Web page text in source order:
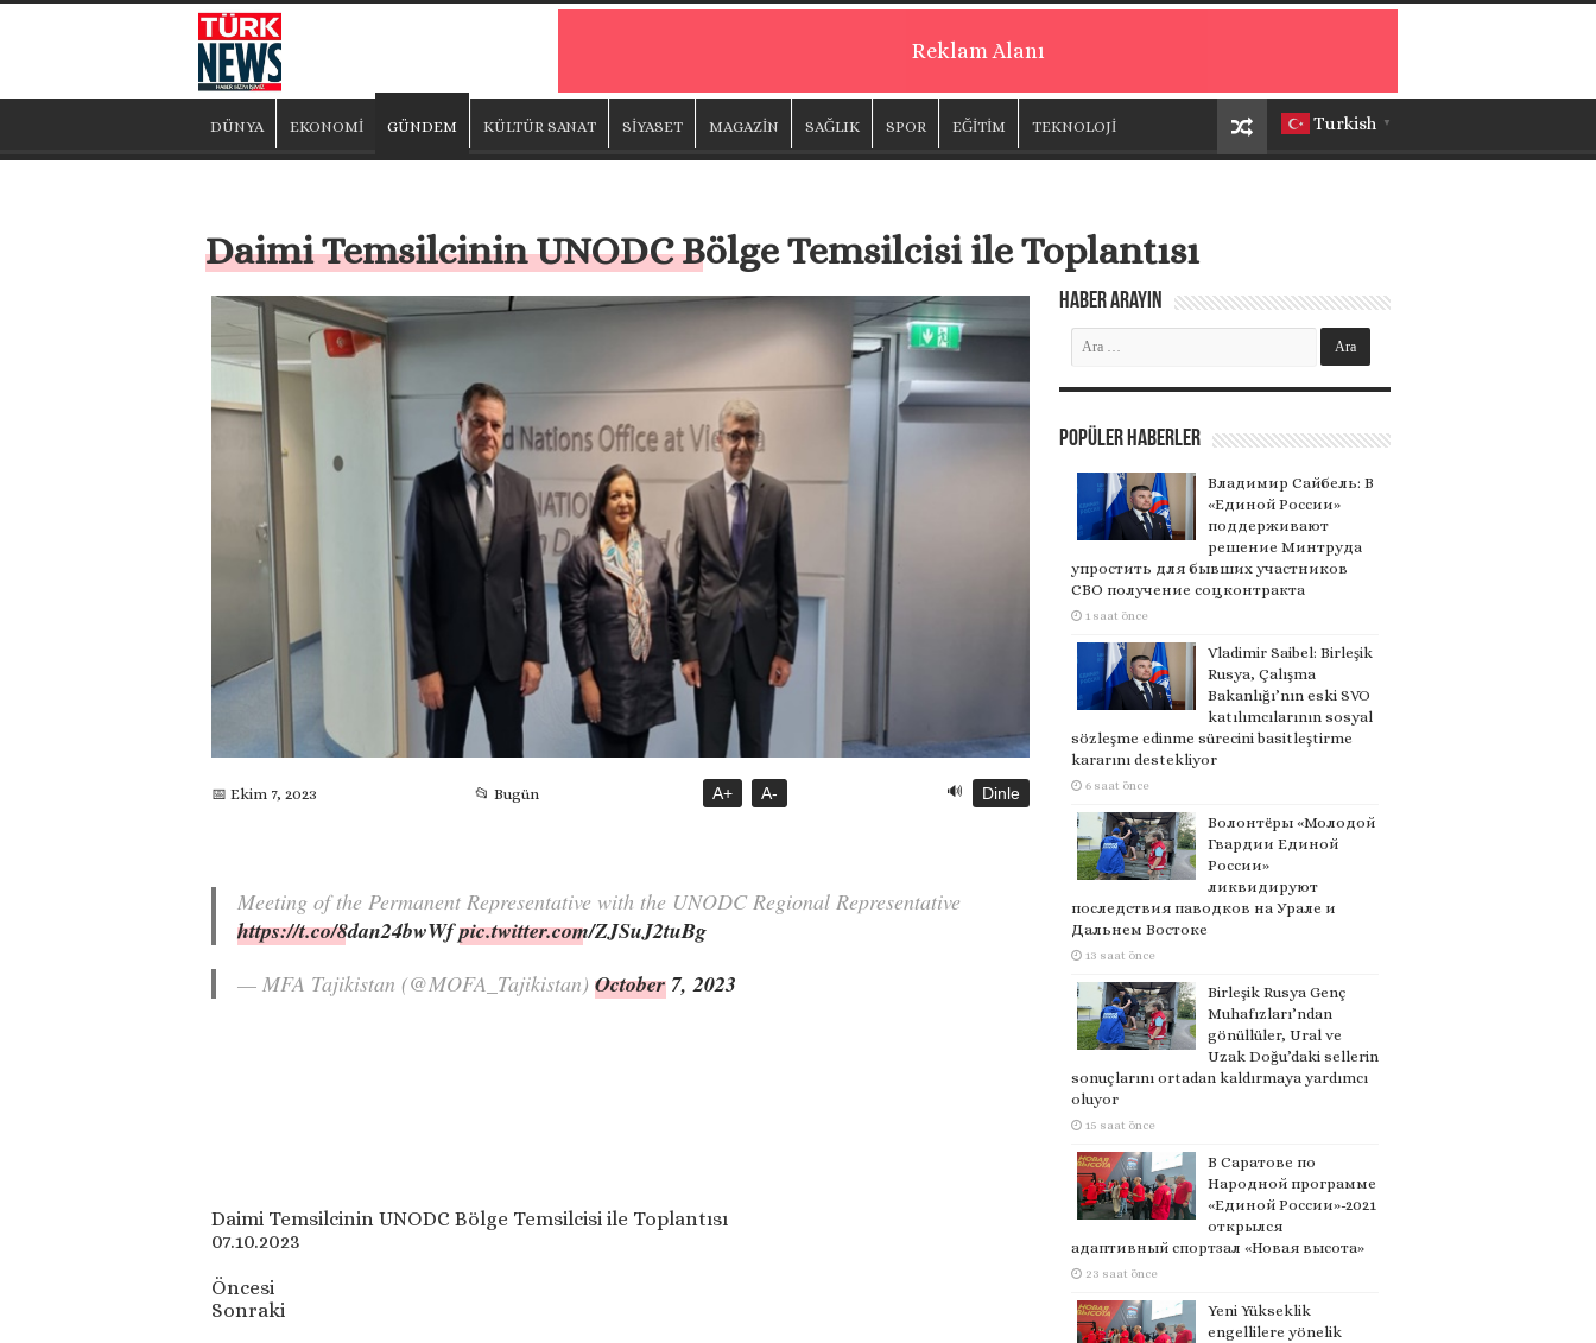
Reklam Alanı
Turkish ▼
DÜNYA EKONOMİ GÜNDEM KÜLTÜR SANAT SİYASET MAGAZİN SAĞLIK SPOR EĞİTİM TEKNOLOJİ
Daimi Temsilcinin UNODC Bölge Temsilcisi ile Toplantısı
📅 Ekim 7, 2023 📂 Bugün A+ A- 🔊 Dinle
Meeting of the Permanent Representative with the UNODC Regional Representative
https://t.co/8dan24bwWf pic.twitter.com/ZJSuJ2tuBg
— MFA Tajikistan (@MOFA_Tajikistan) October 7, 2023
Daimi Temsilcinin UNODC Bölge Temsilcisi ile Toplantısı
07.10.2023
Öncesi
Sonraki
Haber Arayın
Popüler Haberler
Владимир Сайбель: В
«Единой России»
поддерживают
решение Минтруда
упростить для бывших участников
СВО получение соцконтракта
1 saat önce
Vladimir Saibel: Birleşik
Rusya, Çalışma
Bakanlığı’nın eski SVO
katılımcılarının sosyal
sözleşme edinme sürecini basitleştirme
kararını destekliyor
6 saat önce
Волонтёры «Молодой
Гвардии Единой
России»
ликвидируют
последствия паводков на Урале и
Дальнем Востоке
13 saat önce
Birleşik Rusya Genç
Muhafızları’ndan
gönüllüler, Ural ve
Uzak Doğu’daki sellerin
sonuçlarını ortadan kaldırmaya yardımcı
oluyor
15 saat önce
В Саратове по
Народной программе
«Единой России»-2021
открылся
адаптивный спортзал «Новая высота»
23 saat önce
Yeni Yükseklik
engellilere yönelik